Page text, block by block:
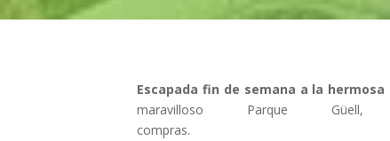
Escapada fin de semana a la hermosa
maravilloso Parque